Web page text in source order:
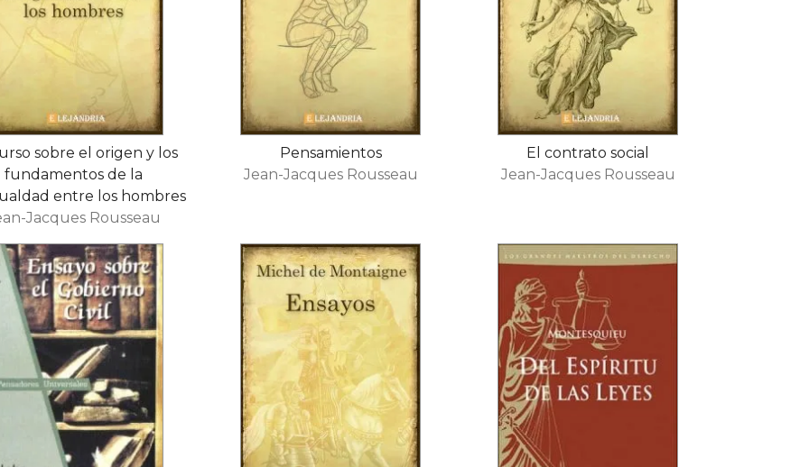
sobre el origen y los
fundamentos de la
entre los hombres
Jacques Rousseau
Pensamientos
Jean-Jacques Rousseau
El contrato social
Jean-Jacques Rousseau